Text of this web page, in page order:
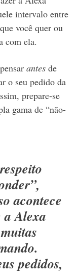
intervalo entre
você quer ou
com ela.
antes de
o seu pedido da
prepare-se
gama de “não-
acontece
a Alexa
pedidos,